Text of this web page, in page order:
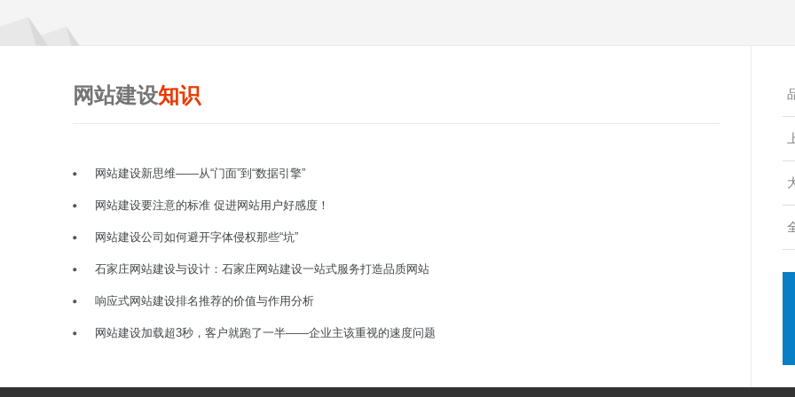
网站建设知识
网站建设新思维——从“门面”到“数据引擎”
网站建设要注意的标准 促进网站用户好感度！
网站建设公司如何避开字体侵权那些“坑”
石家庄网站建设与设计：石家庄网站建设一站式服务打造品质网站
响应式网站建设排名推荐的价值与作用分析
网站建设加载超3秒，客户就跑了一半——企业主该重视的速度问题